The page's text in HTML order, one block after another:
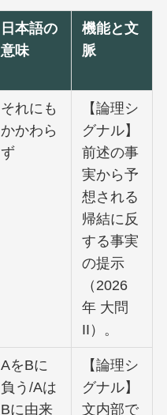
日本語の
意味
機能と文
脈
それにも
かかわら
ず
【論理シ
グナル】
前述の事
実から予
想される
帰結に反
する事実
の提示
（2026
年 大問
II）。
AをBに
負う/Aは
Bに由来
【論理シ
グナル】
文内部で